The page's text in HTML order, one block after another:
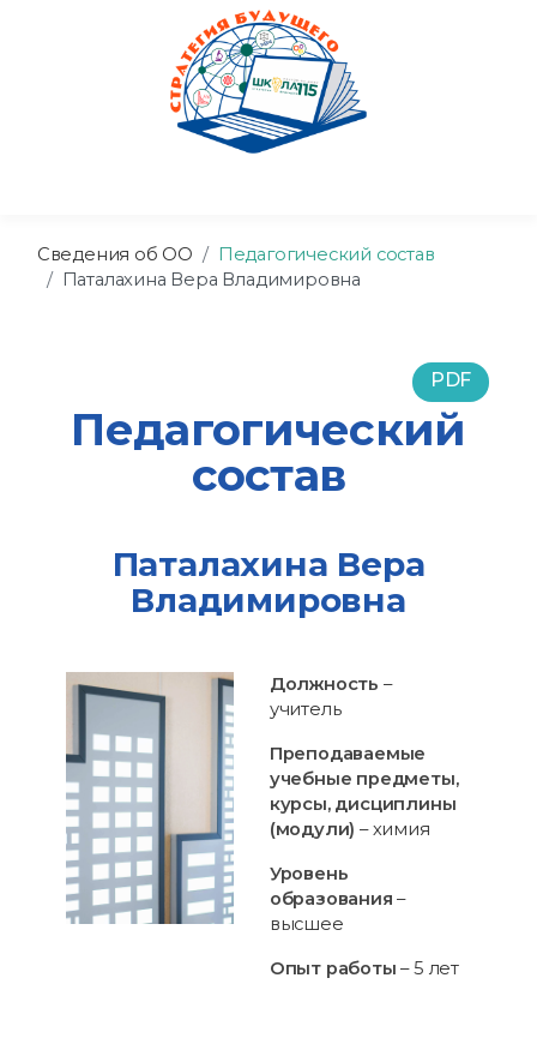
Сведения об ОО
Педагогический состав
Паталахина Вера Владимировна
PDF
Педагогический
состав
Паталахина Вера
Владимировна
Должность –
учитель
Преподаваемые
учебные предметы,
курсы, дисциплины
(модули) – химия
Уровень
образования –
высшее
Опыт работы – 5 лет